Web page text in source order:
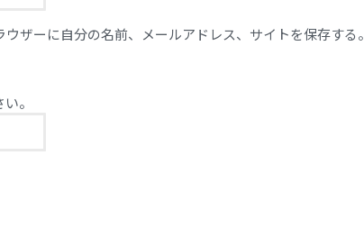
ザーに自分の名前、メールアドレス、サイトを保存する。
。